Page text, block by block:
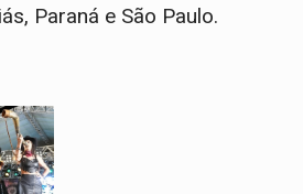
Paraná e São Paulo.